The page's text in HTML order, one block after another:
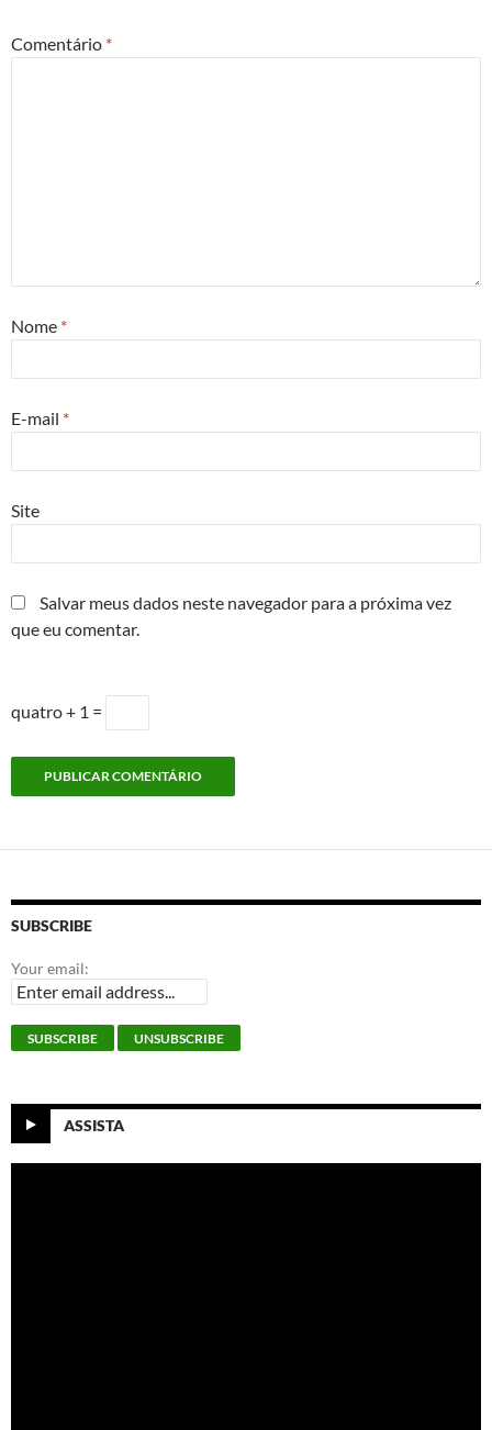
Comentário *
Nome *
E-mail *
Site
Salvar meus dados neste navegador para a próxima vez
que eu comentar.
quatro + 1 =
SUBSCRIBE
Your email:
ASSISTA